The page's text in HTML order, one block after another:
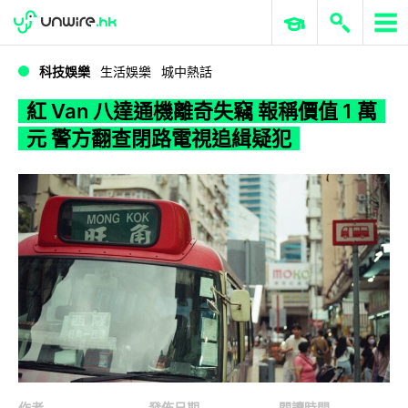
WWDC 2026 ERP 與商業 AI
科技娛樂 生活娛樂 城中熱話
紅 Van 八達通機離奇失竊 報稱價值 1 萬
元 警方翻查閉路電視追緝疑犯